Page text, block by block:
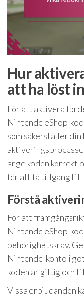
Hur
att ha löst
För att aktivera
Nintendo eShop-
som säkerställer
ange koden korrekt
för att få tillgång till
Förstå
För att
Nintendo eShop-
behörighetskrav.
Nintendo-konto i
koden är giltig och
Vissa erbjudanden